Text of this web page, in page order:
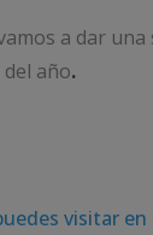
a dar
año.
visitar